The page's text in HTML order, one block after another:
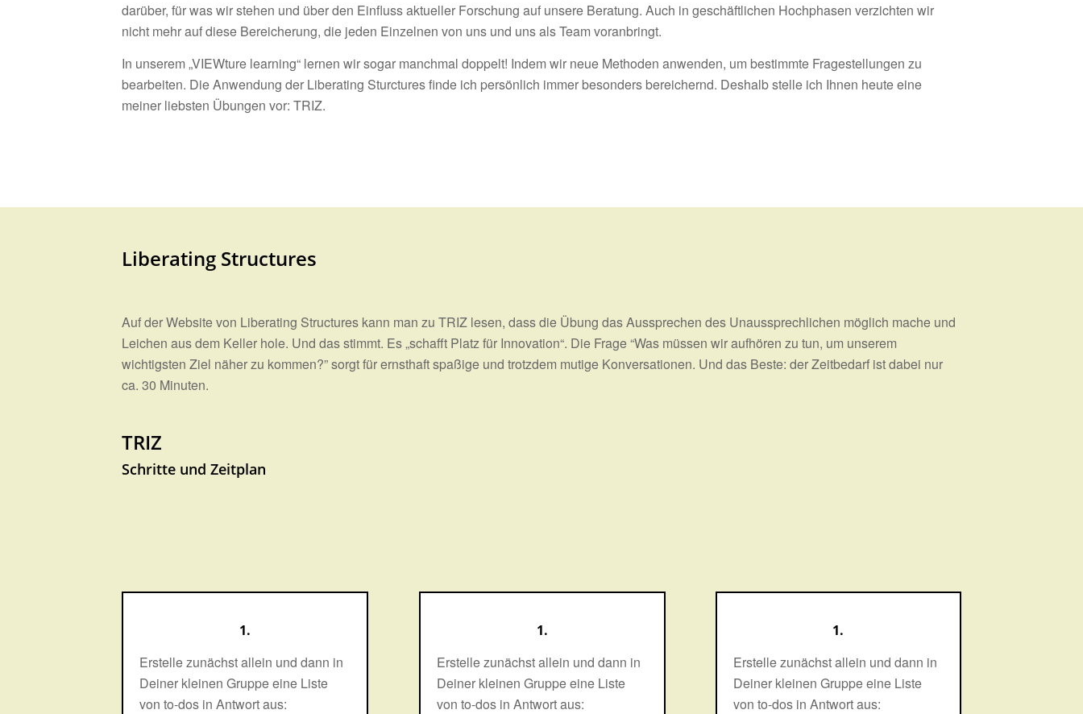
darüber, für was wir stehen und über den Einfluss aktueller Forschung auf unsere Beratung. Auch in geschäftlichen Hochphasen verzichten wir
nicht mehr auf diese Bereicherung, die jeden Einzelnen von uns und uns als Team voranbringt.
In unserem „VIEWture learning“ lernen wir sogar manchmal doppelt! Indem wir neue Methoden anwenden, um bestimmte Fragestellungen zu
bearbeiten. Die Anwendung der Liberating Sturctures finde ich persönlich immer besonders bereichernd. Deshalb stelle ich Ihnen heute eine
meiner liebsten Übungen vor: TRIZ.
Liberating Structures
Auf der Website von Liberating Structures kann man zu TRIZ lesen, dass die Übung das Aussprechen des Unaussprechlichen möglich mache und
Leichen aus dem Keller hole. Und das stimmt. Es „schafft Platz für Innovation“. Die Frage “Was müssen wir aufhören zu tun, um unserem
wichtigsten Ziel näher zu kommen?” sorgt für ernsthaft spaßige und trotzdem mutige Konversationen. Und das Beste: der Zeitbedarf ist dabei nur
ca. 30 Minuten.
TRIZ
Schritte und Zeitplan
1.
Erstelle zunächst allein und dann in
Deiner kleinen Gruppe eine Liste
von to-dos in Antwort aus:
1.
Erstelle zunächst allein und dann in
Deiner kleinen Gruppe eine Liste
von to-dos in Antwort aus:
1.
Erstelle zunächst allein und dann in
Deiner kleinen Gruppe eine Liste
von to-dos in Antwort aus: